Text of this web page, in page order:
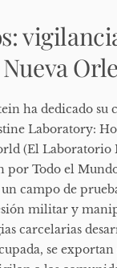
ha dedicado su
Laboratory:
(El Laboratorio
Todo el
campo de
militar y
carcelarias
se